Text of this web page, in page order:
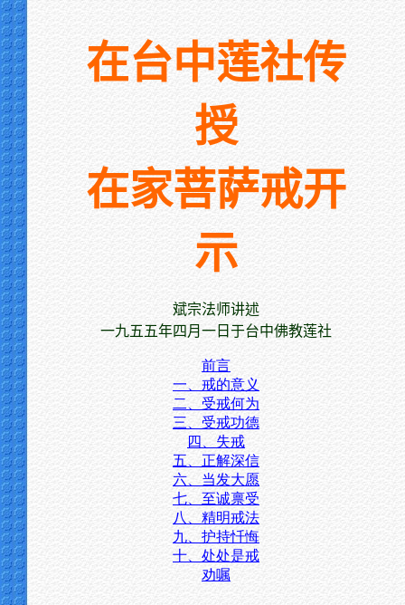
在台中莲社传
授
在家菩萨戒开
示
斌宗法师讲述
一九五五年四月一日于台中佛教莲社
前言
一、戒的意义
二、受戒何为
三、受戒功德
四、失戒
五、正解深信
六、当发大愿
七、至诚禀受
八、精明戒法
九、护持忏悔
十、处处是戒
劝嘱